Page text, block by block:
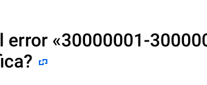
error «30000001-